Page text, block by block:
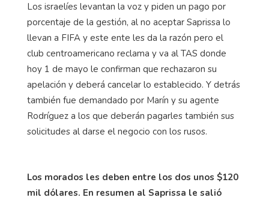
Los israelíes levantan la voz y piden un pago por
porcentaje de la gestión, al no aceptar Saprissa lo
llevan a FIFA y este ente les da la razón pero el
club centroamericano reclama y va al TAS donde
hoy 1 de mayo le confirman que rechazaron su
apelación y deberá cancelar lo establecido. Y detrás
también fue demandado por Marín y su agente
Rodríguez a los que deberán pagarles también sus
solicitudes al darse el negocio con los rusos.
Los morados les deben entre los dos unos $120
mil dólares. En resumen al Saprissa le salió